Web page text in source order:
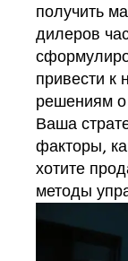
получить
дилеров
привести к
решениям о
Ваша
факторы,
хотите
методы